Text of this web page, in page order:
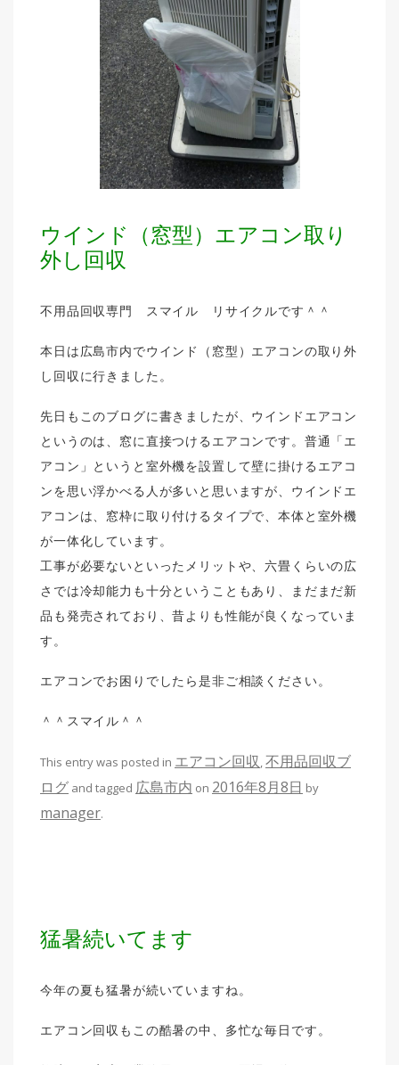
ウインド（窓型）エアコン取り
外し回収
不用品回収専門 スマイル リサイクルです＾＾
本日は広島市内でウインド（窓型）エアコンの取り外
し回収に行きました。
先日もこのブログに書きましたが、ウインドエアコン
というのは、窓に直接つけるエアコンです。普通「エ
アコン」というと室外機を設置して壁に掛けるエアコ
ンを思い浮かべる人が多いと思いますが、ウインドエ
アコンは、窓枠に取り付けるタイプで、本体と室外機
が一体化しています。
工事が必要ないといったメリットや、六畳くらいの広
さでは冷却能力も十分ということもあり、まだまだ新
品も発売されており、昔よりも性能が良くなっていま
す。
エアコンでお困りでしたら是非ご相談ください。
＾＾スマイル＾＾
This entry was posted in エアコン回収,不用品回収ブ
ログ and tagged 広島市内 on 2016年8月8日 by
manager.
猛暑続いてます
今年の夏も猛暑が続いていますね。
エアコン回収もこの酷暑の中、多忙な毎日です。